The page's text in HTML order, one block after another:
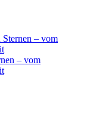
Sternen – vom
– vom